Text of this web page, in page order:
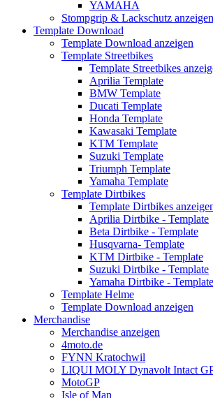
YAMAHA
Stompgrip & Lackschutz anzeigen
Template Download
Template Download anzeigen
Template Streetbikes
Template Streetbikes
Aprilia Template
BMW Template
Ducati Template
Honda Template
Kawasaki Template
KTM Template
Suzuki Template
Triumph Template
Yamaha Template
Template Dirtbikes
Template Dirtbikes
Aprilia Dirtbike - Template
Beta Dirtbike - Template
Husqvarna- Template
KTM Dirtbike - Template
Suzuki Dirtbike - Template
Yamaha Dirtbike - Template
Template Helme
Template Download anzeigen
Merchandise
Merchandise anzeigen
4moto.de
FYNN Kratochwil
LIQUI MOLY Dynavolt Intact
MotoGP
Isle of Man